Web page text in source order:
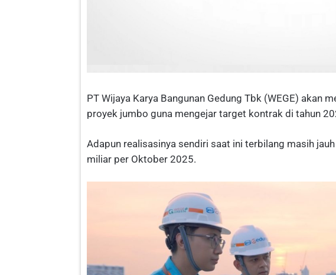
PT Wijaya Karya Bangunan Gedung Tbk (WEGE) akan
proyek jumbo guna mengejar target kontrak di tahun
Adapun realisasinya sendiri saat ini terbilang masih
miliar per Oktober 2025.